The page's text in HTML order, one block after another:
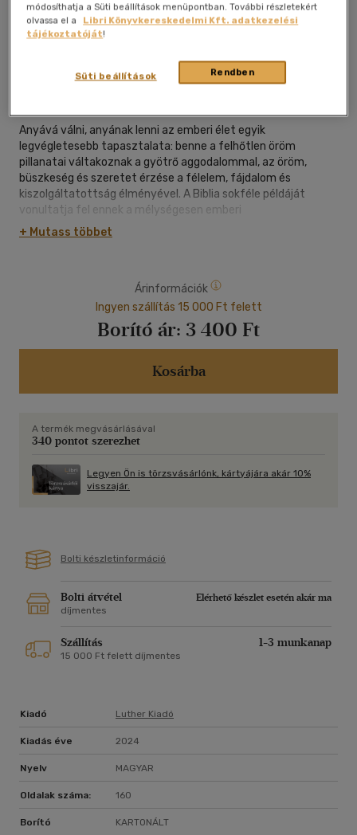
Kívánságlistához adom
Anyává válni, anyának lenni az emberi élet egyik
legvégletesebb tapasztalata: benne a felhőtlen öröm
pillanatai váltakoznak a gyötrő aggodalommal, az öröm,
büszkeség és szeretet érzése a félelem, fájdalom és
kiszolgáltatottság élményével. A Biblia sokféle példáját
vonultatja fel ennek a mélységesen emberi
élettapasztalatnak.
meglepő perspektívákat tár fel Margot Käßmann német
evangélikus teológus tolmácsolásában. A nyugalmazott
püspök - aki maga is négygyermekes édesanya - úgy mesél
nekünk a bibliai anyákról, hogy rámutat történeteik máig ható
érvényességére.
+ Mutass többet
Árinformációk
Ingyen szállítás 15 000 Ft felett
Borító ár: 3 400 Ft
Kosárba
A termék megvásárlásával
340 pontot szerezhet
Legyen Ön is törzsvásárlónk, kártyájára akár 10%
visszajár.
Bolti készletinformáció
Bolti átvétel
Elérhető készlet esetén akár ma
díjmentes
Szállítás 1-3 munkanap
15 000 Ft felett díjmentes
Kiadó Luther Kiadó
Kiadás éve 2024
Nyelv MAGYAR
Oldalak száma: 160
Borító KARTONÁLT
módosíthatja a Süti beállítások menüpontban. További részletekért
olvassa el a
Libri Könyvkereskedelmi Kft. adatkezelési
tájékoztatóját!
Rendben
Süti beállítások